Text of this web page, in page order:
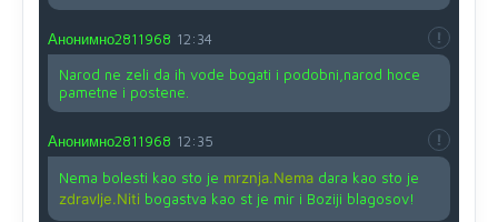
Анонимно2811968 12:34
Narod ne zeli da ih vode bogati i podobni,narod hoce
pametne i postene.
Анонимно2811968 12:35
Nema bolesti kao sto je mrznja.Nemadara kao sto je
zdravlje.Niti bogastva kao st je mir i Boziji blagosov!